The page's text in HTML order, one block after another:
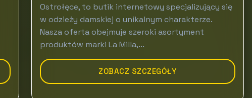
Ostrołęce, to butik internetowy specjalizujący się
w odzieży damskiej o unikalnym charakterze.
Nasza oferta obejmuje szeroki asortyment
produktów marki La Milla,...
ZOBACZ SZCZEGÓŁY